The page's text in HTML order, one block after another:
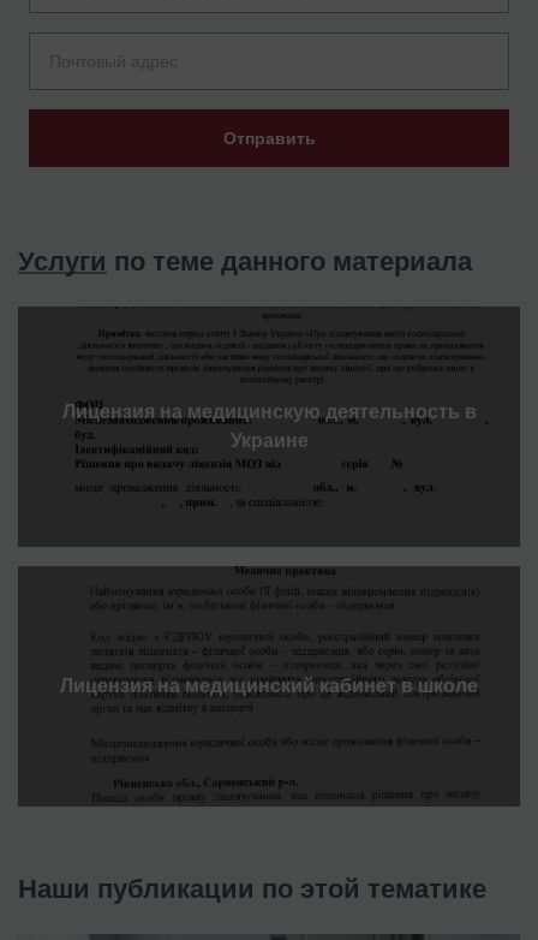
Отправить
Услуги по теме данного материала
Лицензия на медицинскую деятельность в
Украине
Лицензия на медицинский кабинет в школе
Наши публикации по этой тематике